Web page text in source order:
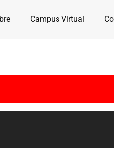
Campus Virtual